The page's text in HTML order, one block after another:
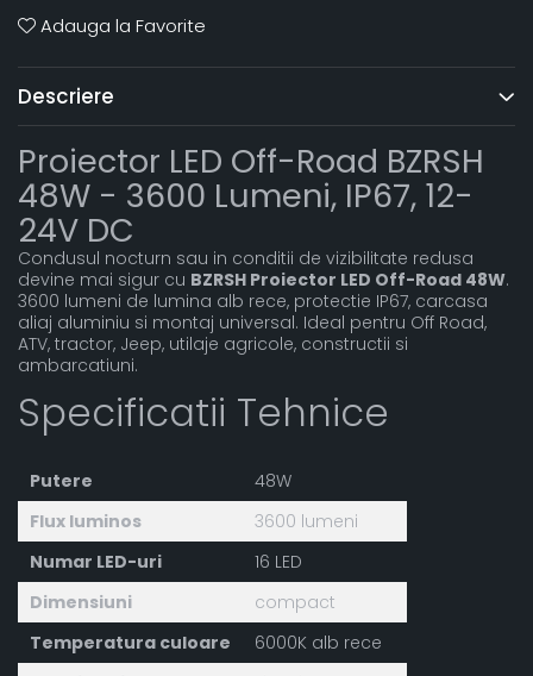
Adauga la Favorite
Descriere
Proiector LED Off-Road BZRSH
48W - 3600 Lumeni, IP67, 12-
24V DC
Condusul nocturn sau in conditii de vizibilitate redusa
devine mai sigur cu BZRSH Proiector LED Off-Road 48W.
3600 lumeni de lumina alb rece, protectie IP67, carcasa
aliaj aluminiu si montaj universal. Ideal pentru Off Road,
ATV, tractor, Jeep, utilaje agricole, constructii si
ambarcatiuni.
Specificatii Tehnice
Putere
48W
Flux luminos
3600 lumeni
Numar LED-uri
16 LED
Dimensiuni
compact
Temperatura culoare
6000K alb rece